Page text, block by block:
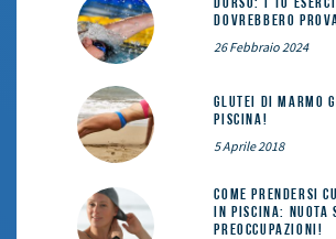
dovrebbero
26 Febbraio 2024
Glutei di marmo
piscina!
5 Aprile 2018
Come prendersi
in piscina: nuota
preoccupazioni!